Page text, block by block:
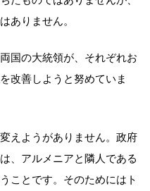
ありません。
国の大統領が、それぞれお
改善しようと努めていま
えようがありません。政府
、アルメニアと隣人である
ことです。そのためにはト